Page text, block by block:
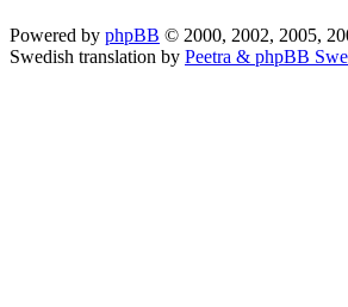
Powered by phpBB © 2000, 2002, 2005,
Swedish translation by Peetra & phpBB